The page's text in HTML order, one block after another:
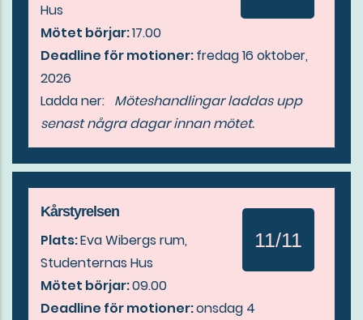
Hus
Mötet börjar:17.00
Deadline för motioner:fredag 16 oktober,
2026
Ladda ner: Möteshandlingar laddas upp
senast några dagar innan mötet.
11/11
Kårstyrelsen
Plats:Eva Wibergs rum,
Studenternas Hus
Mötet börjar:09.00
Deadline för motioner:onsdag 4